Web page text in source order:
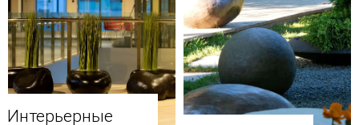
Интерьерные